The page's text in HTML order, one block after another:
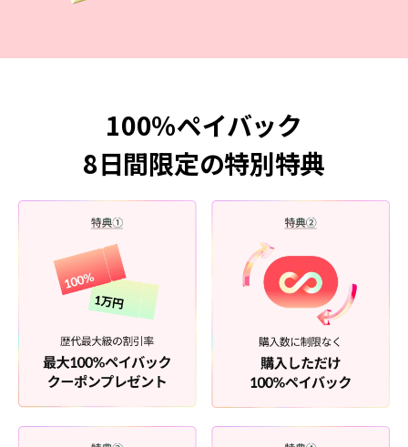
100％ペイバック
8日間限定の特別特典